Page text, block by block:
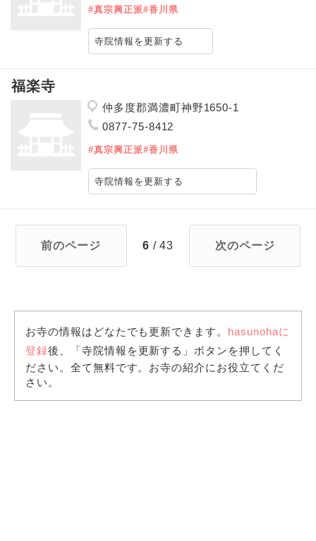
#真宗興正派#香川県
寺院情報を更新する
福楽寺
仲多度郡満濃町神野1650-1
0877-75-8412
#真宗興正派#香川県
寺院情報を更新する
前のページ 6 / 43 次のページ
お寺の情報はどなたでも更新できます。 hasunohaに
登録後、「寺院情報を更新する」ボタンを押してく
ださい。全て無料です。お寺の紹介にお役立てくだ
さい。